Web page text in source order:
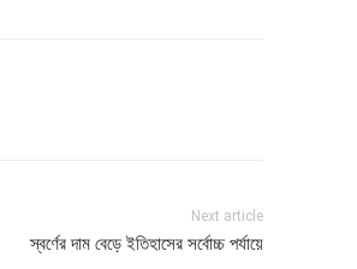
Next article
স্বর্ণের দাম বেড়ে ইতিহাসের সর্বোচ্চ পর্যায়ে